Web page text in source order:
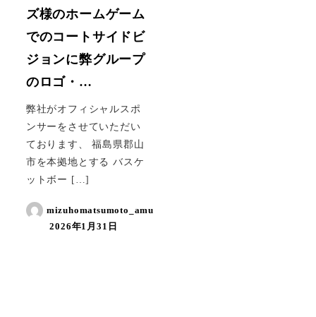
ズ様のホームゲーム
でのコートサイドビ
ジョンに弊グループ
のロゴ・…
弊社がオフィシャルスポ
ンサーをさせていただい
ております、 福島県郡山
市を本拠地とする バスケ
ットボー […]
mizuhomatsumoto_amu
2026年1月31日